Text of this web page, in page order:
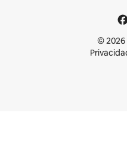
© 2026